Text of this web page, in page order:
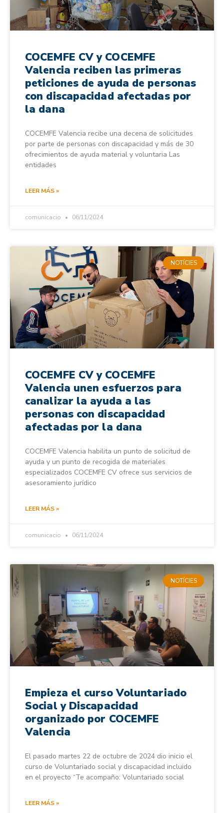
COCEMFE CV y COCEMFE
Valencia reciben las primeras
peticiones de ayuda de personas
con discapacidad afectadas por
la dana
COCEMFE Valencia recibe una decena de solicitudes
por parte de personas con discapacidad y más de 30
ofrecimientos de ayuda material y voluntaria Las
entidades
LEER MÁS »
comunicacio 06/11/2024
NOTÍCIES
COCEMFE CV y COCEMFE
Valencia unen esfuerzos para
canalizar la ayuda a las
personas con discapacidad
afectadas por la dana
COCEMFE Valencia habilita un punto de solicitud de
ayuda y un punto de recogida de materiales
especializados COCEMFE CV ofrece sus servicios de
asesoramiento jurídico
LEER MÁS »
comunicacio 06/11/2024
NOTÍCIES
Empieza el curso Voluntariado
Social y Discapacidad
organizado por COCEMFE
Valencia
El pasado martes 22 de octubre de 2024 dio inicio el
curso de Voluntariado social y discapacidad incluido
en el proyecto “Te acompaño: Voluntariado social
LEER MÁS »